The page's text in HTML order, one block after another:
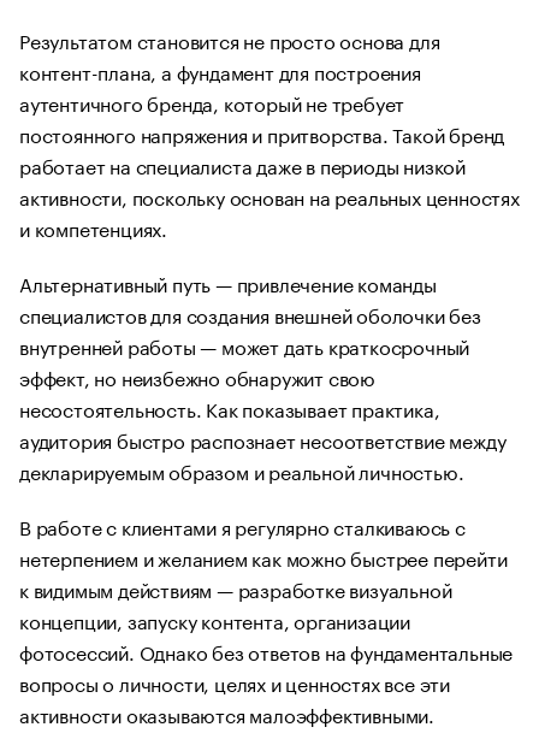
Результатом становится не просто основа для
контент-плана, а фундамент для построения
аутентичного бренда, который не требует
постоянного напряжения и притворства. Такой бренд
работает на специалиста даже в периоды низкой
активности, поскольку основан на реальных ценностях
и компетенциях.
Альтернативный путь — привлечение команды
специалистов для создания внешней оболочки без
внутренней работы — может дать краткосрочный
эффект, но неизбежно обнаружит свою
несостоятельность. Как показывает практика,
аудитория быстро распознает несоответствие между
декларируемым образом и реальной личностью.
В работе с клиентами я регулярно сталкиваюсь с
нетерпением и желанием как можно быстрее перейти
к видимым действиям — разработке визуальной
концепции, запуску контента, организации
фотосессий. Однако без ответов на фундаментальные
вопросы о личности, целях и ценностях все эти
активности оказываются малоэффективными.